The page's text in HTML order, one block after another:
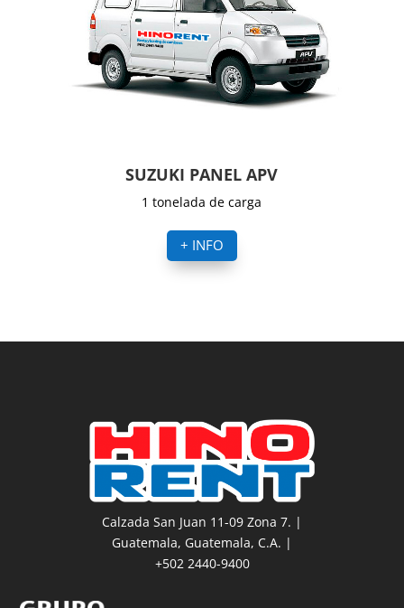
SUZUKI PANEL APV
1 tonelada de carga
+ INFO
Calzada San Juan 11-09 Zona 7. |
Guatemala, Guatemala, C.A. |
+502 2440-9400